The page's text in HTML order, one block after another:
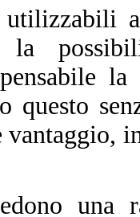
la
una